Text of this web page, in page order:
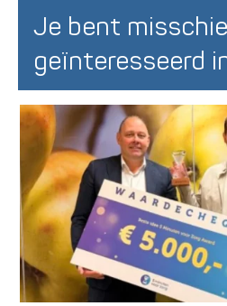
Je bent
geïnteresseerd